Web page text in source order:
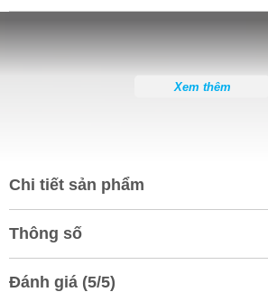
Xem thêm
Chi tiết sản phẩm
Thông số
Đánh giá (5/5)